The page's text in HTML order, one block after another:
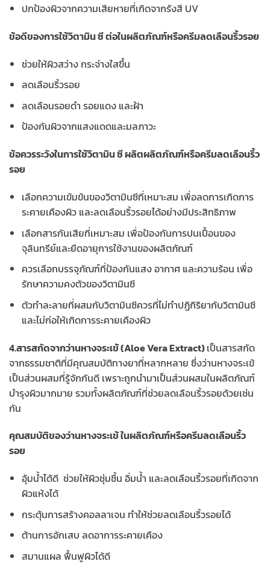
ปกป้องผิวจากความเสียหายที่เกิดจากรังสี UV
ข้อดีของการใช้วิตามิน ซี ต่อในผลิตภัณฑ์หรือครีมลดเลือนริ้วรอย
ช่วยให้ผิวสว่าง กระจ่างใสขึ้น
ลดเลือนริ้วรอย
ลดเลือนรอยดำ รอยแดง และฝ้า
ป้องกันผิวจากแสงแดดและมลภาวะ
ข้อควรระวังในการใช้วิตามิน ซี ผลิตผลิตภัณฑ์หรือครีมลดเลือนริ้ว
รอย
เลือกความเข้มข้นของวิตามินซีที่เหมาะสม เพื่อลดการเกิดการ
ระคายเคืองผิว และลดเลือนริ้วรอยได้อย่างมีประสิทธิภาพ
เลือกสารกันเสียที่เหมาะสม เพื่อป้องกันการปนเปื้อนของ
จุลินทรีย์และยืดอายุการใช้งานของผลิตภัณฑ์
ควรเลือกบรรจุภัณฑ์ที่ป้องกันแสง อากาศ และความร้อน เพื่อ
รักษาความคงตัวของวิตามินซี
ตัวทำละลายที่ผสมกับวิตามินซีควรที่ไม่ทำปฏิกิริยากับวิตามินซี
และไม่ก่อให้เกิดการระคายเคืองผิว
4.สารสกัดจากว่านหางจระเข้ (Aloe Vera Extract)เป็นสารสกัด
จากธรรมชาติที่มีคุณสมบัติทางยาที่หลากหลาย ซึ่งว่านหางจระเข้
เป็นส่วนผสมที่รู้จักกันดี เพราะถูกนำมาเป็นส่วนผสมในผลิตภัณฑ์
บำรุงผิวมากมาย รวมทั้งผลิตภัณฑ์ที่ช่วยลดเลือนริ้วรอยด้วยเช่น
กัน
คุณสมบัติของว่านหางจระเข้ ในผลิตภัณฑ์หรือครีมลดเลือนริ้ว
รอย
อุ้มน้ำได้ดี ช่วยให้ผิวชุ่มชื้น อิ่มน้ำ และลดเลือนริ้วรอยที่เกิดจาก
ผิวแห้งได้
กระตุ้นการสร้างคอลลาเจน ทำให้ช่วยลดเลือนริ้วรอยได้
ต้านการอักเสบ ลดอาการระคายเคือง
สมานแผล ฟื้นฟูผิวได้ดี